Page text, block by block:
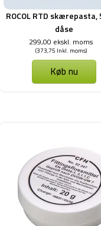
ROCOL RTD skærepasta,
dåse
299,00 ekskl. moms
(373,75 Inkl. moms)
Køb nu